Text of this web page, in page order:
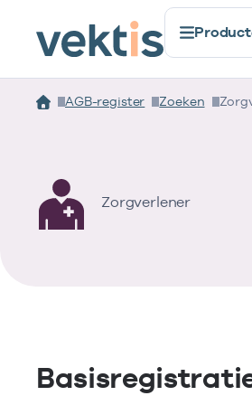
AGB-register Zoeken
Zorgverlener